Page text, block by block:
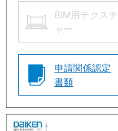
BIM用テクスチ
ャー
申請関係認定
書類